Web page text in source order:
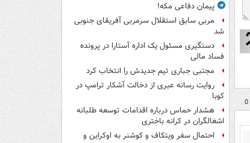
پیمان دفاعی مکه!
مربی سابق استقلال سرمربی آفریقای جنوبی
شد
دستگیری مسئول یک اداره آستارا در پرونده
فساد مالی
مجتبی جباری تیم جدیدش را انتخاب کرد
روایت رسانه عبری از دخالت آشکار ترامپ در
کوبا
هشدار حماس درباره اقدامات توسعه طلبانه
اشغالگران در کرانه باختری
احتمال سفر ویتکاف و کوشنر به اوکراین و